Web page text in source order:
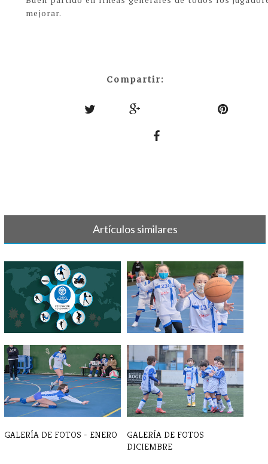
mejorar.
Compartir:
Artículos similares
INFORMACIÓN
CORONAVIRUS -
PARAESCOL[...]
GALERÍA DE FOTOS FEBRERO
GALERÍA DE FOTOS - ENERO
GALERÍA DE FOTOS
DICIEMBRE